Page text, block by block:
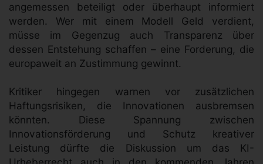
angemessen beteiligt oder überhaupt informiert
werden. Wer mit einem Modell Geld verdient,
müsse im Gegenzug auch Transparenz über
dessen Entstehung schaffen – eine Forderung, die
europaweit an Zustimmung gewinnt.
Kritiker hingegen warnen vor zusätzlichen
Haftungsrisiken, die Innovationen ausbremsen
könnten. Diese Spannung zwischen
Innovationsförderung und Schutz kreativer
Leistung dürfte die Diskussion um das KI-